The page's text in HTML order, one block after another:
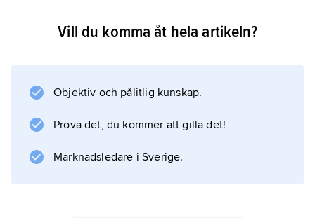
Vill du komma åt hela artikeln?
Objektiv och pålitlig kunskap.
Prova det, du kommer att gilla det!
Marknadsledare i Sverige.